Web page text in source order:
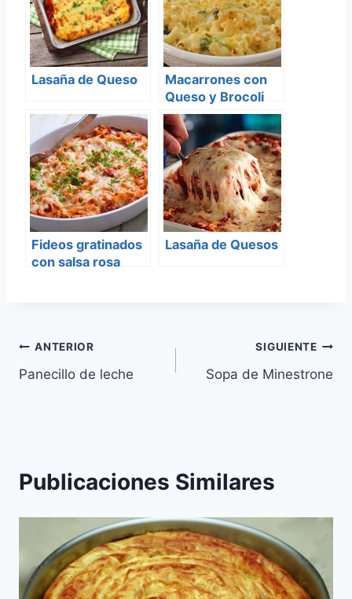
Lasaña de Queso
Macarrones con
Queso y Brocoli
Fideos gratinados
con salsa rosa
Lasaña de Quesos
Navegación
de
ANTERIOR
Panecillo de leche
SIGUIENTE
Sopa de Minestrone
Publicaciones Similares